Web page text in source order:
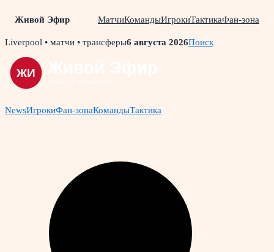
Живой Эфир МатчиКомандыИгрокиТактикаФан-зона
Skip
content
Liverpool • матчи • трансферы6 августа 2026Поиск
NewsИгрокиФан-зонаКомандыТактика